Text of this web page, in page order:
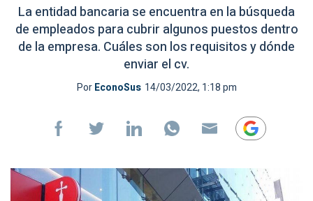
La entidad bancaria se encuentra en la búsqueda
de empleados para cubrir algunos puestos dentro
de la empresa. Cuáles son los requisitos y dónde
enviar el cv.
PorEconoSus 14/03/2022, 1:18 pm